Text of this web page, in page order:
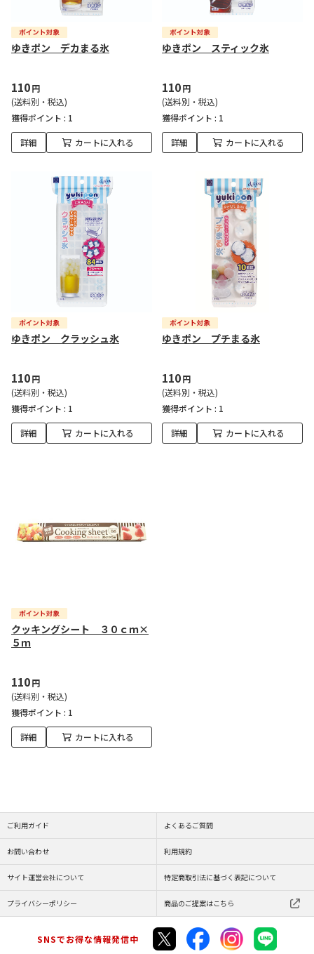
ゆきポン デカまる氷
110円
(送料別・税込)
獲得ポイント : 1
詳細 カートに入れる
ゆきポン スティック氷
110円
(送料別・税込)
獲得ポイント : 1
詳細 カートに入れる
ゆきポン クラッシュ氷
110円
(送料別・税込)
獲得ポイント : 1
詳細 カートに入れる
ゆきポン プチまる氷
110円
(送料別・税込)
獲得ポイント : 1
詳細 カートに入れる
クッキングシート ３０ｃｍ×
５ｍ
110円
(送料別・税込)
獲得ポイント : 1
詳細 カートに入れる
ご利用ガイド よくあるご質問
お問い合わせ 利用規約
サイト運営会社について 特定商取引法に基づく表記について
プライバシーポリシー 商品のご提案はこちら
SNSでお得な情報発信中